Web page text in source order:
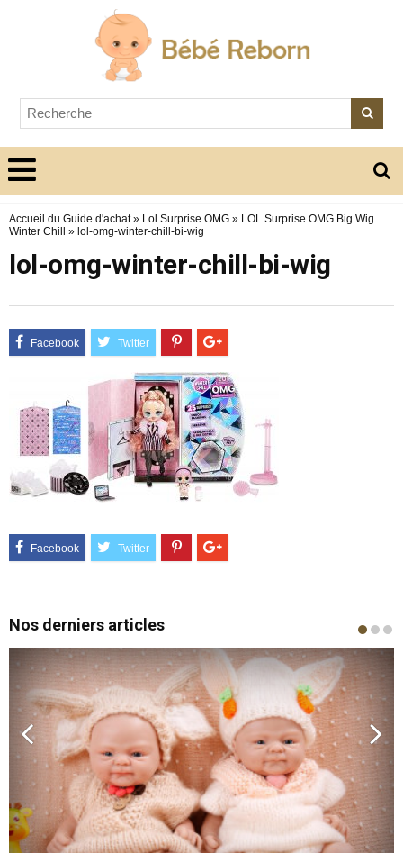
Accueil du Guide d'achat» Lol Surprise OMG » LOL Surprise OMG Big Wig
Winter Chill » lol-omg-winter-chill-bi-wig
lol-omg-winter-chill-bi-wig
Nos derniers articles